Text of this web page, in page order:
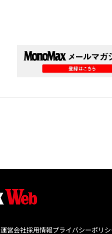
運営会社採用情報プライバシーポリ